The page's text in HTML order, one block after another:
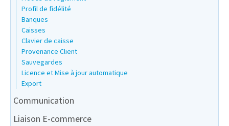
Profil de fidélité
Banques
Caisses
Clavier de caisse
Provenance Client
Sauvegardes
Licence et Mise à jour automatique
Export
Communication
Liaison E-commerce